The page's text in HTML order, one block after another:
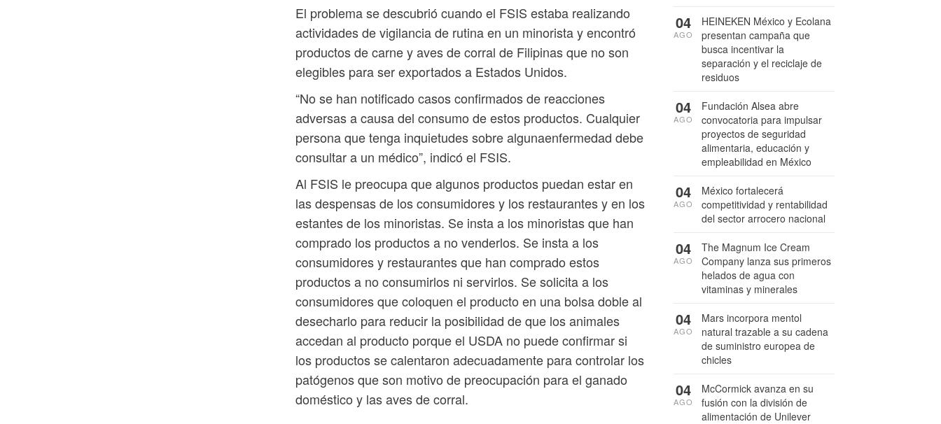
El problema se descubrió cuando el FSIS estaba realizando
actividades de vigilancia de rutina en un minorista y encontró
productos de carne y aves de corral de Filipinas que no son
elegibles para ser exportados a Estados Unidos.
“No se han notificado casos confirmados de reacciones
adversas a causa del consumo de estos productos. Cualquier
persona que tenga inquietudes sobre algunaenfermedad debe
consultar a un médico”, indicó el FSIS.
Al FSIS le preocupa que algunos productos puedan estar en
las despensas de los consumidores y los restaurantes y en los
estantes de los minoristas. Se insta a los minoristas que han
comprado los productos a no venderlos. Se insta a los
consumidores y restaurantes que han comprado estos
productos a no consumirlos ni servirlos. Se solicita a los
consumidores que coloquen el producto en una bolsa doble al
desecharlo para reducir la posibilidad de que los animales
accedan al producto porque el USDA no puede confirmar si
los productos se calentaron adecuadamente para controlar los
patógenos que son motivo de preocupación para el ganado
doméstico y las aves de corral.
HEINEKEN México y Ecolana
presentan campaña que
busca incentivar la
separación y el reciclaje de
residuos
04
AGO
Fundación Alsea abre
convocatoria para impulsar
proyectos de seguridad
alimentaria, educación y
empleabilidad en México
04
AGO
México fortalecerá
competitividad y rentabilidad
del sector arrocero nacional
04
AGO
The Magnum Ice Cream
Company lanza sus primeros
helados de agua con
vitaminas y minerales
04
AGO
Mars incorpora mentol
natural trazable a su cadena
de suministro europea de
chicles
04
AGO
McCormick avanza en su
fusión con la división de
alimentación de Unilever
04
AGO